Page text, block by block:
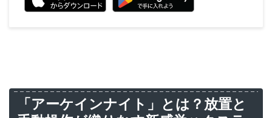
「アーケインナイト」とは？放置と